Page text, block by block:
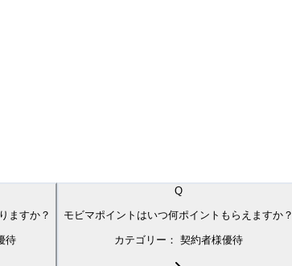
ますか？
待
Q
モビマポイントはいつ何ポイントもらえますか？
カテゴリー： 契約者様優待